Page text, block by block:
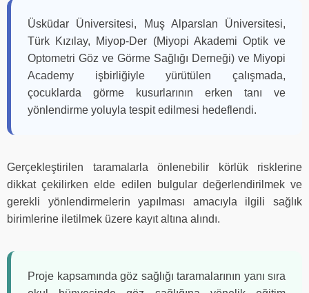
Üsküdar Üniversitesi, Muş Alparslan Üniversitesi,
Türk Kızılay, Miyop-Der (Miyopi Akademi Optik ve
Optometri Göz ve Görme Sağlığı Derneği) ve Miyopi
Academy işbirliğiyle yürütülen çalışmada,
çocuklarda görme kusurlarının erken tanı ve
yönlendirme yoluyla tespit edilmesi hedeflendi.
Gerçekleştirilen taramalarla önlenebilir körlük risklerine
dikkat çekilirken elde edilen bulgular değerlendirilmek ve
gerekli yönlendirmelerin yapılması amacıyla ilgili sağlık
birimlerine iletilmek üzere kayıt altına alındı.
Proje kapsamında göz sağlığı taramalarının yanı sıra